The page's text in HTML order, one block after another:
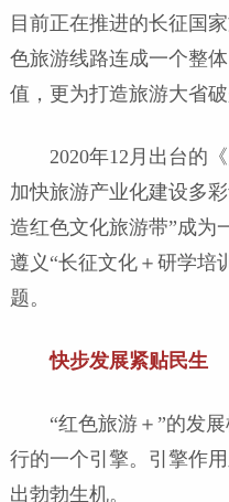
目前正在推进的长征国
色旅游线路连成一个整
值，更为打造旅游大省破
2020年12月出台的
加快旅游产业化建设多
造红色文化旅游带”成为
遵义“长征文化＋研学培
题。
快步发展紧贴民生
“红色旅游＋”的发
行的一个引擎。引擎作
出勃勃生机。